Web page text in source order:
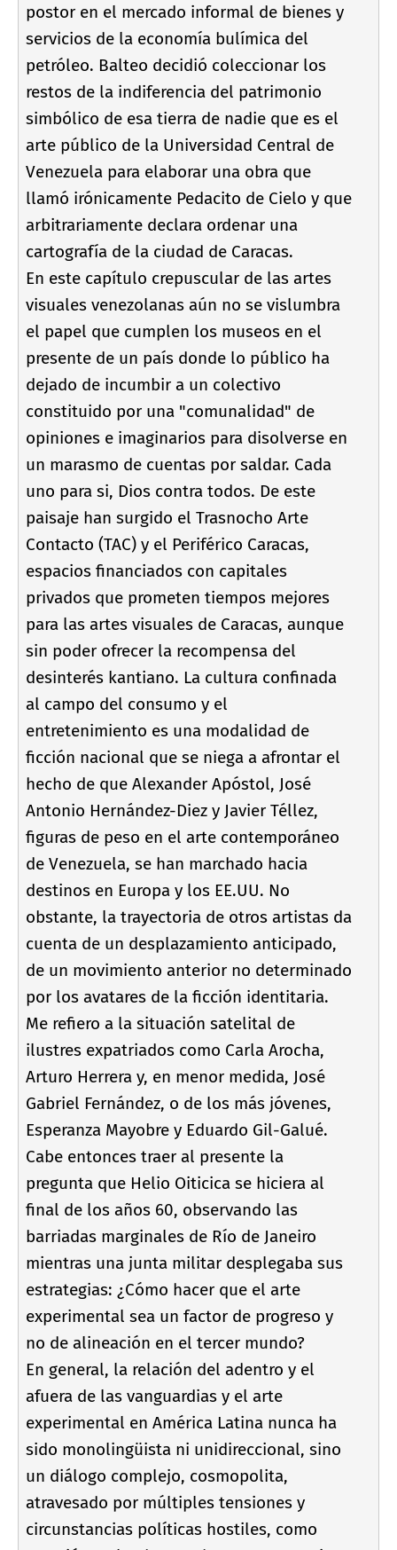
postor en el mercado informal de bienes y
servicios de la economí­a bulí­mica del
petróleo. Balteo decidió coleccionar los
restos de la indiferencia del patrimonio
simbólico de esa tierra de nadie que es el
arte público de la Universidad Central de
Venezuela para elaborar una obra que
llamó irónicamente Pedacito de Cielo y que
arbitrariamente declara ordenar una
cartografí­a de la ciudad de Caracas.
En este capí­tulo crepuscular de las artes
visuales venezolanas aún no se vislumbra
el papel que cumplen los museos en el
presente de un paí­s donde lo público ha
dejado de incumbir a un colectivo
constituido por una "comunalidad" de
opiniones e imaginarios para disolverse en
un marasmo de cuentas por saldar. Cada
uno para si, Dios contra todos. De este
paisaje han surgido el Trasnocho Arte
Contacto (TAC) y el Periférico Caracas,
espacios financiados con capitales
privados que prometen tiempos mejores
para las artes visuales de Caracas, aunque
sin poder ofrecer la recompensa del
desinterés kantiano. La cultura confinada
al campo del consumo y el
entretenimiento es una modalidad de
ficción nacional que se niega a afrontar el
hecho de que Alexander Apóstol, José
Antonio Hernández-Diez y Javier Téllez,
figuras de peso en el arte contemporáneo
de Venezuela, se han marchado hacia
destinos en Europa y los EE.UU. No
obstante, la trayectoria de otros artistas da
cuenta de un desplazamiento anticipado,
de un movimiento anterior no determinado
por los avatares de la ficción identitaria.
Me refiero a la situación satelital de
ilustres expatriados como Carla Arocha,
Arturo Herrera y, en menor medida, José
Gabriel Fernández, o de los más jóvenes,
Esperanza Mayobre y Eduardo Gil-Galué.
Cabe entonces traer al presente la
pregunta que Helio Oiticica se hiciera al
final de los años 60, observando las
barriadas marginales de Rí­o de Janeiro
mientras una junta militar desplegaba sus
estrategias: ¿Cómo hacer que el arte
experimental sea un factor de progreso y
no de alineación en el tercer mundo?
En general, la relación del adentro y el
afuera de las vanguardias y el arte
experimental en América Latina nunca ha
sido monolingüista ni unidireccional, sino
un diálogo complejo, cosmopolita,
atravesado por múltiples tensiones y
circunstancias polí­ticas hostiles, como